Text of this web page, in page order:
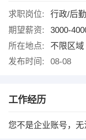
求职岗位:
行政/后勤
期望薪资:
3000-
所在地点:
不限区域
发布时间:
08-08
工作经历
您不是企业账号，无